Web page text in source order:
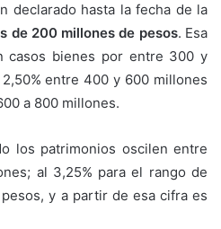
declarado hasta la fecha de la
de 200 millones de pesos. Esa
casos bienes por entre 300 y
entre 400 y 600 millones
a 800 millones.
los patrimonios oscilen entre
al 3,25% para el rango de
y a partir de esa cifra es